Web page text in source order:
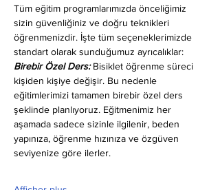
Tüm eğitim programlarımızda önceliğimiz
sizin güvenliğiniz ve doğru teknikleri
öğrenmenizdir. İşte tüm seçeneklerimizde
standart olarak sunduğumuz ayrıcalıklar:
Birebir Özel Ders: Bisiklet öğrenme süreci
kişiden kişiye değişir. Bu nedenle
eğitimlerimizi tamamen birebir özel ders
şeklinde planlıyoruz. Eğitmenimiz her
aşamada sadece sizinle ilgilenir, beden
yapınıza, öğrenme hızınıza ve özgüven
seviyenize göre ilerler.